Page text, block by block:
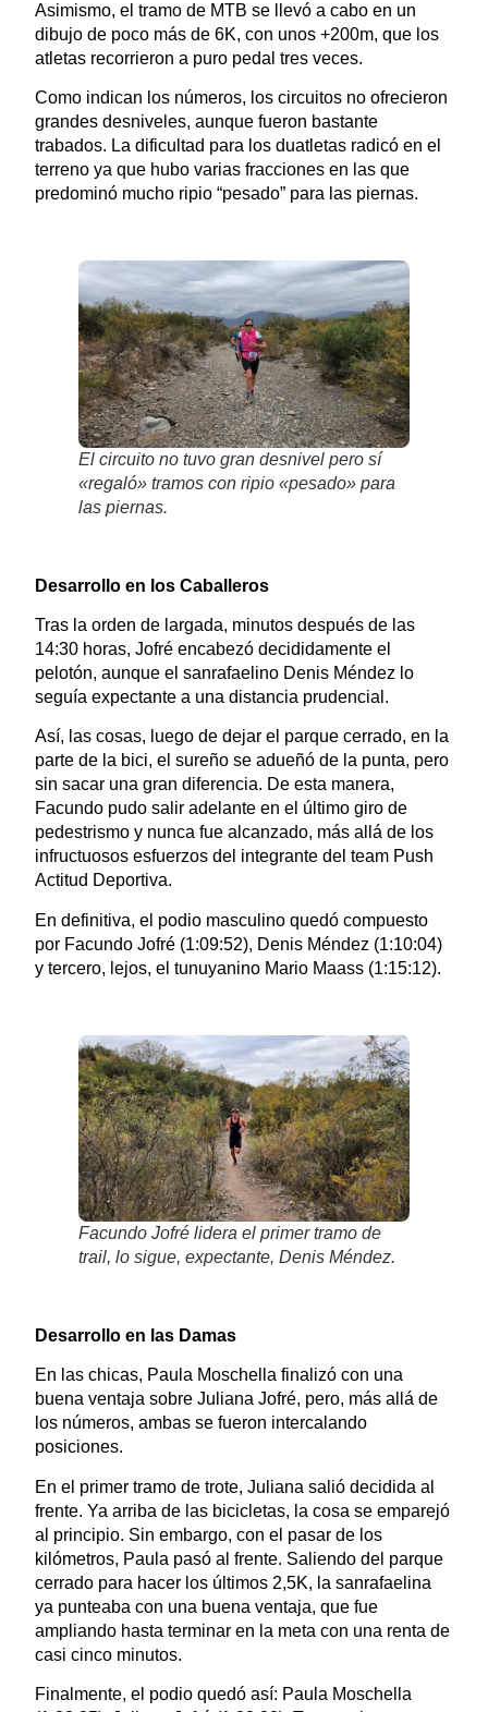
Asimismo, el tramo de MTB se llevó a cabo en un
dibujo de poco más de 6K, con unos +200m, que los
atletas recorrieron a puro pedal tres veces.
Como indican los números, los circuitos no ofrecieron
grandes desniveles, aunque fueron bastante
trabados. La dificultad para los duatletas radicó en el
terreno ya que hubo varias fracciones en las que
predominó mucho ripio “pesado” para las piernas.
El circuito no tuvo gran desnivel pero sí
«regaló» tramos con ripio «pesado» para
las piernas.
Desarrollo en los Caballeros
Tras la orden de largada, minutos después de las
14:30 horas, Jofré encabezó decididamente el
pelotón, aunque el sanrafaelino Denis Méndez lo
seguía expectante a una distancia prudencial.
Así, las cosas, luego de dejar el parque cerrado, en la
parte de la bici, el sureño se adueñó de la punta, pero
sin sacar una gran diferencia. De esta manera,
Facundo pudo salir adelante en el último giro de
pedestrismo y nunca fue alcanzado, más allá de los
infructuosos esfuerzos del integrante del team Push
Actitud Deportiva.
En definitiva, el podio masculino quedó compuesto
por Facundo Jofré (1:09:52), Denis Méndez (1:10:04)
y tercero, lejos, el tunuyanino Mario Maass (1:15:12).
Facundo Jofré lidera el primer tramo de
trail, lo sigue, expectante, Denis Méndez.
Desarrollo en las Damas
En las chicas, Paula Moschella finalizó con una
buena ventaja sobre Juliana Jofré, pero, más allá de
los números, ambas se fueron intercalando
posiciones.
En el primer tramo de trote, Juliana salió decidida al
frente. Ya arriba de las bicicletas, la cosa se emparejó
al principio. Sin embargo, con el pasar de los
kilómetros, Paula pasó al frente. Saliendo del parque
cerrado para hacer los últimos 2,5K, la sanrafaelina
ya punteaba con una buena ventaja, que fue
ampliando hasta terminar en la meta con una renta de
casi cinco minutos.
Finalmente, el podio quedó así: Paula Moschella